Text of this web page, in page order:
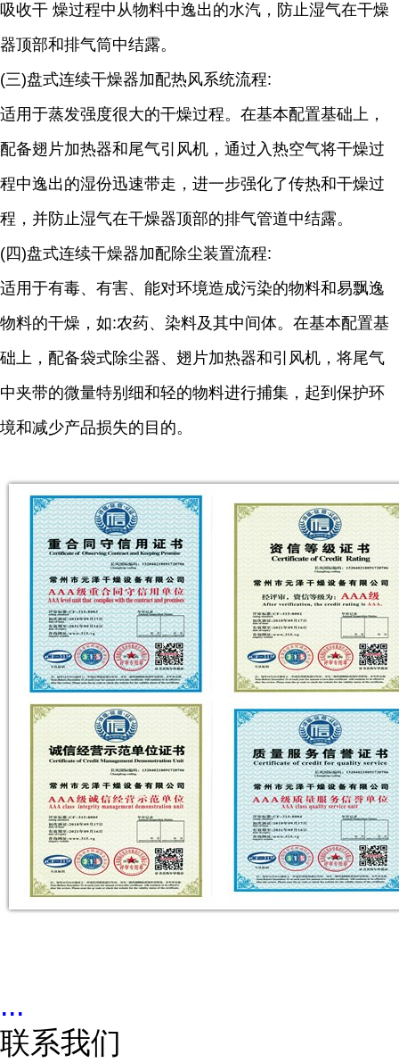
吸收干 燥过程中从物料中逸出的水汽，防止湿气在干燥
器顶部和排气筒中结露。
(三)盘式连续干燥器加配热风系统流程:
适用于蒸发强度很大的干燥过程。在基本配置基础上，
配备翅片加热器和尾气引风机，通过入热空气将干燥过
程中逸出的湿份迅速带走，进一步强化了传热和干燥过
程，并防止湿气在干燥器顶部的排气管道中结露。
(四)盘式连续干燥器加配除尘装置流程:
适用于有毒、有害、能对环境造成污染的物料和易飘逸
物料的干燥，如:农药、染料及其中间体。在基本配置基
础上，配备袋式除尘器、翅片加热器和引风机，将尾气
中夹带的微量特别细和轻的物料进行捕集，起到保护环
境和减少产品损失的目的。
...
联系我们